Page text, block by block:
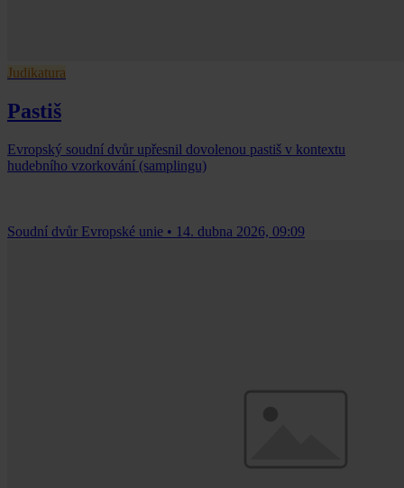
Judikatura
Pastiš
Evropský soudní dvůr upřesnil dovolenou pastiš v kontextu
hudebního vzorkování (samplingu)
Soudní dvůr Evropské unie • 14. dubna 2026, 09:09